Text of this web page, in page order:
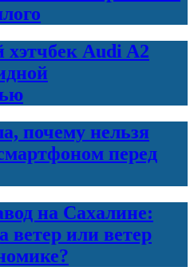
Audi A2
почему нельзя
перед
на Сахалине:
ветер или ветер